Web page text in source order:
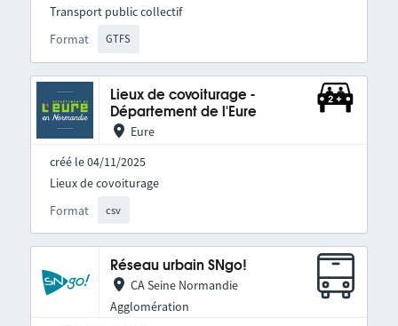
Format GTFS
Transport public collectif
Lieux de covoiturage -
Département de l'Eure
Eure
créé le 04/11/2025
Format csv
Lieux de covoiturage
Réseau urbain SNgo!
CA Seine Normandie
Agglomération